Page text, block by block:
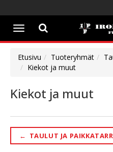
Avaa/Sulje
valikko
Etusivu Tuoteryhmät
Kiekot ja muut
Kiekot ja muut
← TAULUT JA